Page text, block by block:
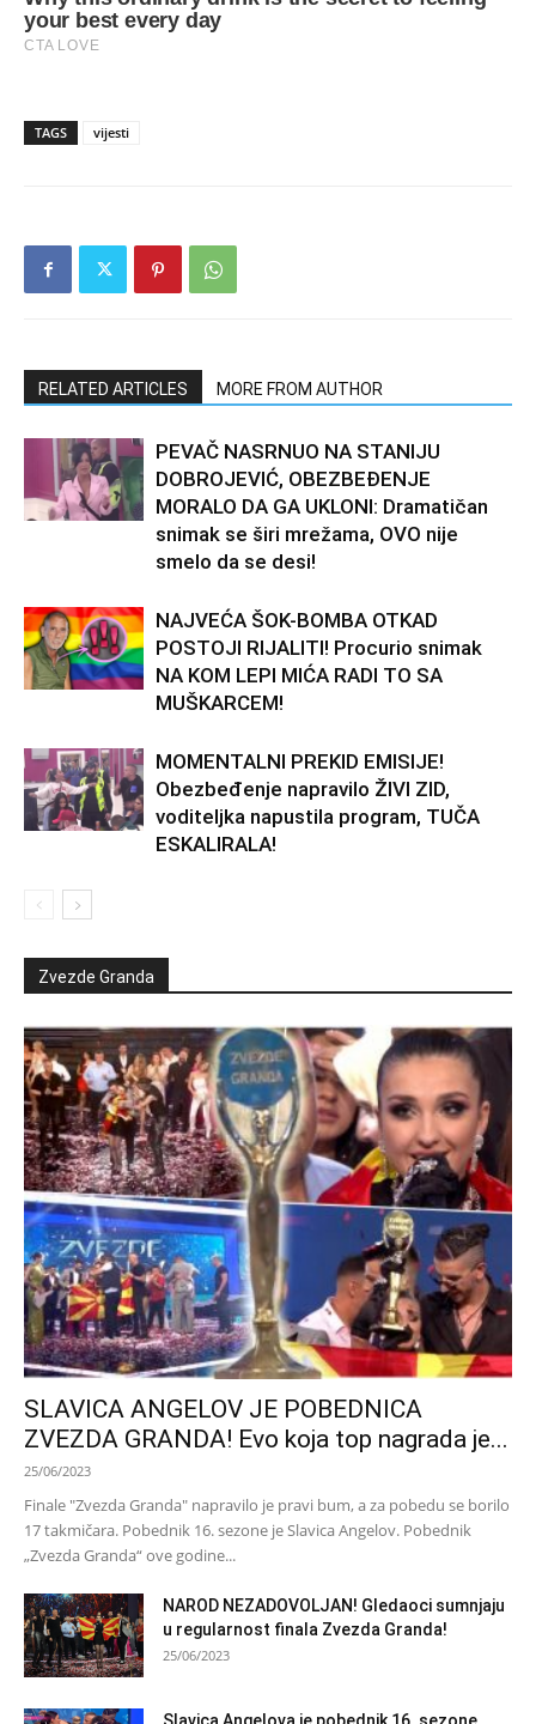
TAGS vijesti
RELATED ARTICLES MORE FROM AUTHOR
PEVAČ NASRNUO NA STANIJU
DOBROJEVIĆ, OBEZBEĐENJE
MORALO DA GA UKLONI: Dramatičan
snimak se širi mrežama, OVO nije
smelo da se desi!
NAJVEĆA ŠOK-BOMBA OTKAD
POSTOJI RIJALITI! Procurio snimak
NA KOM LEPI MIĆA RADI TO SA
MUŠKARCEM!
MOMENTALNI PREKID EMISIJE!
Obezbeđenje napravilo ŽIVI ZID,
voditeljka napustila program, TUČA
ESKALIRALA!
Zvezde Granda
SLAVICA ANGELOV JE POBEDNICA
ZVEZDA GRANDA! Evo koja top nagrada je...
25/06/2023
Finale "Zvezda Granda" napravilo je pravi bum, a za pobedu se borilo
17 takmičara. Pobednik 16. sezone je Slavica Angelov. Pobednik
„Zvezda Granda“ ove godine...
NAROD NEZADOVOLJAN! Gledaoci sumnjaju
u regularnost finala Zvezda Granda!
25/06/2023